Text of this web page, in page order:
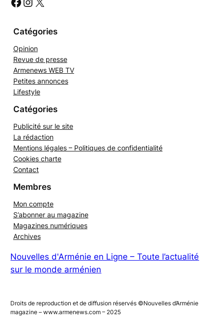
h
r
# # #
Opinion
Revue de presse
Armenews WEB TV
Petites annonces
Publicité sur le site
La rédaction
Mentions légales – Politiques de confidentialité
Cookies charte
Mon compte
S’abonner au magazine
Magazines numériques
Nouvelles d'Arménie en Ligne – Toute l’actualité
Droits de reproduction et de diffusion réservés ©Nouvelles d’Arménie